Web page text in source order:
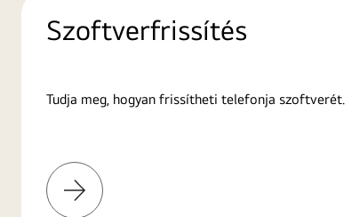
Szoftverfrissítés
Tudja meg, hogyan frissítheti telefonja szoftverét.
További
információk